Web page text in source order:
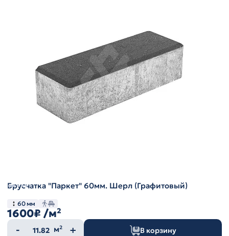
Брусчатка "Паркет" 60мм. Шерл (Графитовый)
60 мм
1600₽ /м²
Количество
м² В корзину